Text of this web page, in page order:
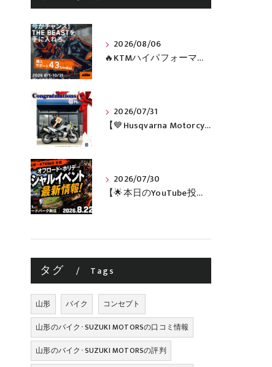
2026/08/06
🔥KTMハイパフォーマンスネイキッドがお得に手に入るチャンス🔥
2026/07/31
【💙Husqvarna Motorcycles / NORDEN 901💙】 ご納車おめでとうございます🎉✨
2026/07/30
【🌟本日のYouTube投稿完了🌟】 🔥田中太一さんをスペシャルゲストに🔥 8月22日(土)オフロード・ホリデー最新情報！！
タグ Tags
山形 バイク
コンセプト
山形のバイク･SUZUKI MOTORSの口コミ情報
山形のバイク･SUZUKI MOTORSの評判